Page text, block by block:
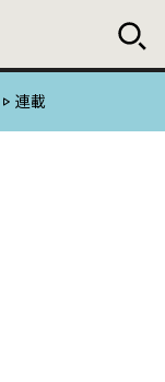
連載